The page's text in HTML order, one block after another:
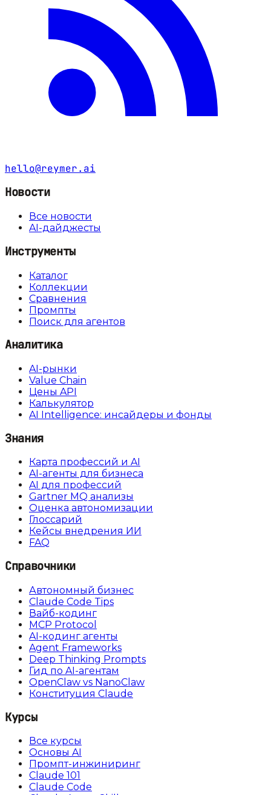
hello@reymer.ai
Новости
Все новости
AI-дайджесты
Инструменты
Каталог
Коллекции
Сравнения
Промпты
Поиск для агентов
Аналитика
AI-рынки
Value Chain
Цены API
Калькулятор
AI Intelligence: инсайдеры и фонды
Знания
Карта профессий и AI
AI-агенты для бизнеса
AI для профессий
Gartner MQ анализы
Оценка автономизации
Глоссарий
Кейсы внедрения ИИ
FAQ
Справочники
Автономный бизнес
Claude Code Tips
Вайб-кодинг
MCP Protocol
AI-кодинг агенты
Agent Frameworks
Deep Thinking Prompts
Гид по AI-агентам
OpenClaw vs NanoClaw
Конституция Claude
Курсы
Все курсы
Основы AI
Промпт-инжиниринг
Claude 101
Claude Code